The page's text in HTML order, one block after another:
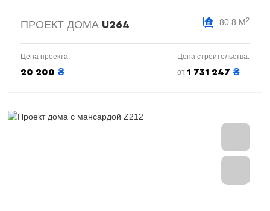
ПРОЕКТ ДОМА U264 80.8 М2
Цена проекта:
20 200 ₴
Цена строительства:
от 1 731 247 ₴